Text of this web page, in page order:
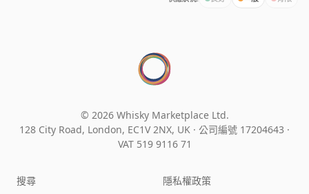
© 2026 Whisky Marketplace Ltd.
128 City Road, London, EC1V 2NX, UK · 公司編號 17204643 ·
VAT 519 9116 71
搜尋
隱私權政策